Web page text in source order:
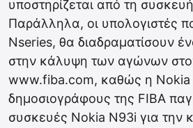
υποστηρίζεται από τη
Παράλληλα, οι υπολογιστές
Nseries, θα διαδραματίσουν
στην κάλυψη των αγώνων
www.fiba.com, καθώς η Nokia
δημοσιογράφους της FIBA
συσκευές Nokia N93i για την